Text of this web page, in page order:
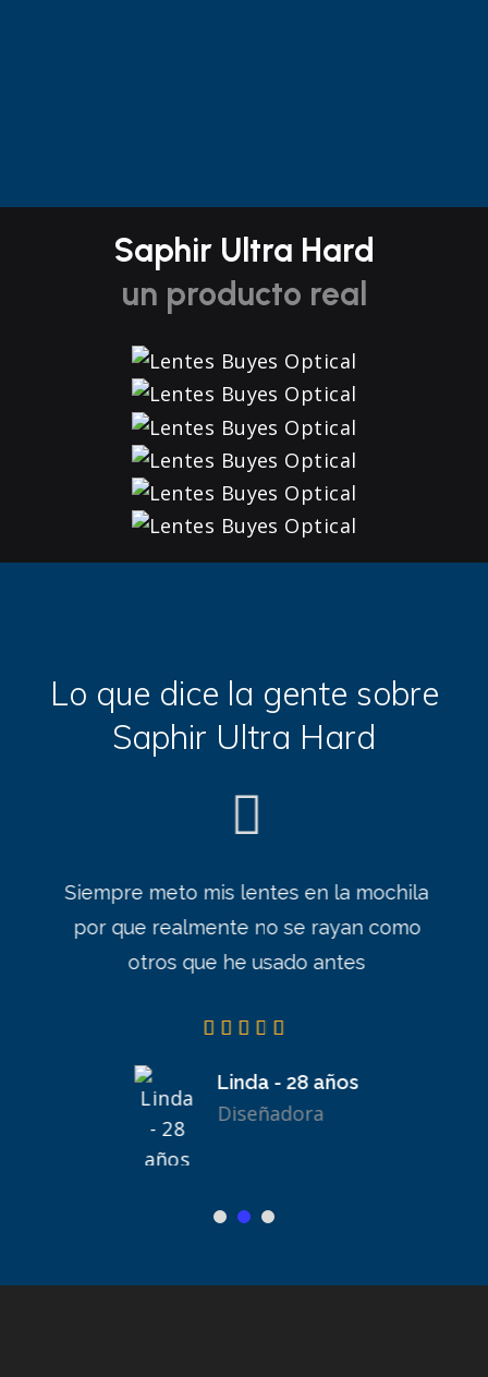
Saphir Ultra Hard
un producto real
Lo que dice la gente sobre
Saphir Ultra Hard
Siempre meto mis lentes en la mochila
por que realmente no se rayan como
otros que he usado antes
Linda - 28 años
Diseñadora